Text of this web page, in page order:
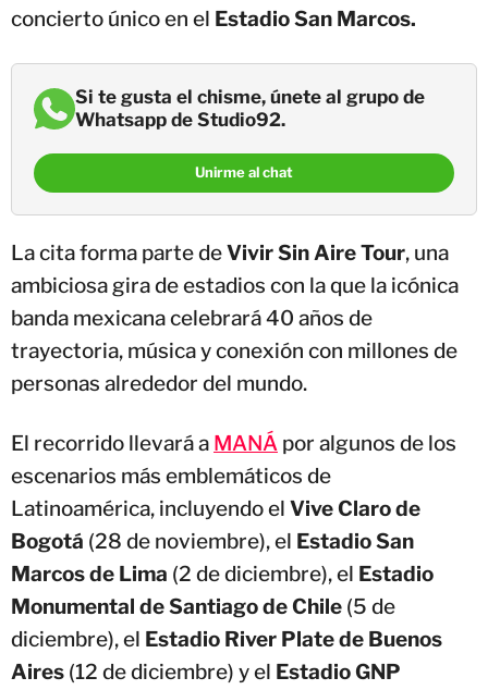
concierto único en el Estadio San Marcos.
Si te gusta el chisme, únete al grupo de
Whatsapp de Studio92.
Unirme al chat
La cita forma parte deVivir Sin Aire Tour, una
ambiciosa gira de estadios con la que la icónica
banda mexicana celebrará 40 años de
trayectoria, música y conexión con millones de
personas alrededor del mundo.
El recorrido llevará a MANÁ por algunos de los
escenarios más emblemáticos de
Latinoamérica, incluyendo el Vive Claro de
Bogotá (28 de noviembre), el Estadio San
Marcos de Lima (2 de diciembre), el Estadio
Monumental de Santiago de Chile (5 de
diciembre), el Estadio River Plate de Buenos
Aires (12 de diciembre) y el Estadio GNP